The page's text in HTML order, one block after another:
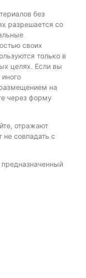
без
разрешается со
своих
только в
целях. Если вы
на
через форму
отражают
не совпадать с